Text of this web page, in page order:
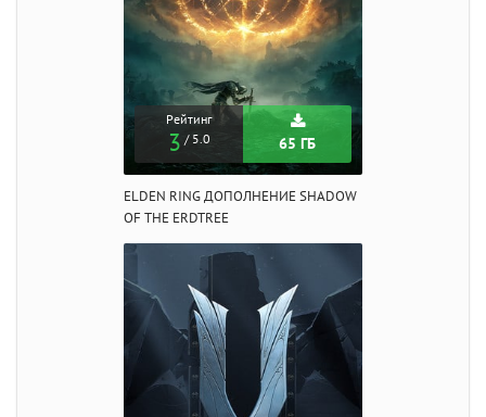
Рейтинг
3 / 5.0 65 ГБ
ELDEN RING ДОПОЛНЕНИЕ SHADOW
OF THE ERDTREE